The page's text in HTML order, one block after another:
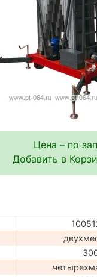
Цена – по
Добавить в